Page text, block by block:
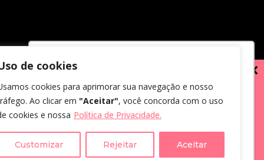
receber comunicações.
dados, eu concordo com a
.
Utilizamos cookies para oferecer melhor
experiência, melhorar o desempenho,
analisar como você interage em nosso
site e personalizar conteúdo.
Recusar Cookies Aceitar Cookies
de cookies
cookies para aprimorar sua navegação e nosso
Ao clicar em "Aceitar", você concorda com o uso
cookies e nossa Política de Privacidade.
Customizar Rejeitar Aceitar